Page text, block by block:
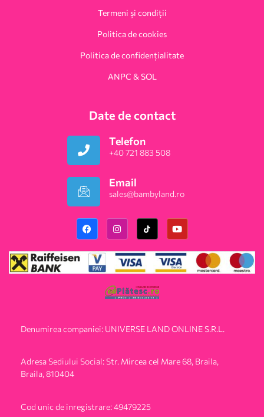
Termeni și condiții
Politica de cookies
Politica de confidențialitate
ANPC & SOL
Date de contact
Telefon
+40 721 883 508
Email
sales@bambyland.ro​
Denumirea companiei: UNIVERSE LAND ONLINE S.R.L.
Adresa Sediului Social: Str. Mircea cel Mare 68, Braila,
Braila, 810404
Cod unic de inregistrare: 49479225